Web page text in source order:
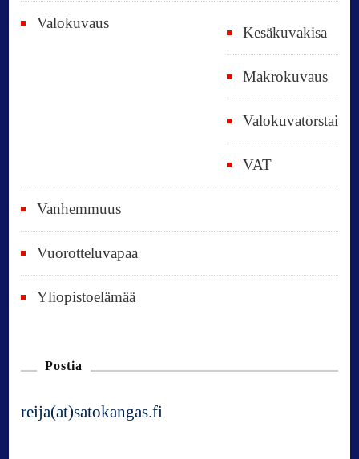
Valokuvaus
Kesäkuvakisa
Makrokuvaus
Valokuvatorstai
VAT
Vanhemmuus
Vuorotteluvapaa
Yliopistoelämää
Postia
reija(at)satokangas.fi